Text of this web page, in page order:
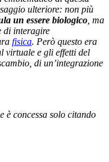
ulteriore: non più
un essere biologico , ma
di interagire
fisica. Però questo era
virtuale e gli effetti del
di un’integrazione
è concessa solo citando